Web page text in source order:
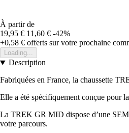
À partir de
19,95 € 11,60 € -42%
+0,58 € offerts sur votre prochaine
Loading...
Description
Fabriquées en France, la chaussette
Elle a été spécifiquement conçue pour
La TREK GR MID dispose d’une
votre parcours.